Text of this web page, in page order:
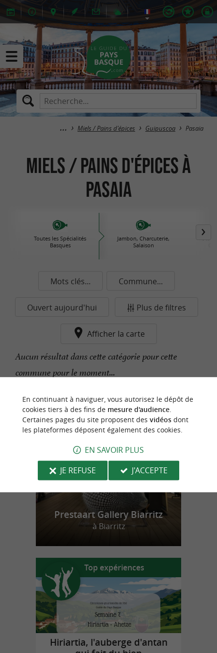
Miels / Pains d'épices Guipuscoa Pasaia
Miels / Pains d'épices à
Pasaia
Toutes les Spécialités
Basques
Jambon, Charcuterie,
Salaison
Plats
Mots clés... Commune...
Ouvert aujourd'hui Plus de filtres
Afficher la carte
Aucun résultat dans cette catégorie pour cette
commune pour le moment...
n
o
t
r
e
c
o
u
p
d
e
c
o
e
u
r
Prestaart Gallery Biarritz
à Biarritz
Top expériences
Hiriartia, l'auberge d'antan
En continuant à naviguer, vous autorisez le dépôt de
cookies tiers à des fins de mesure d'audience.
Certaines pages du site proposent des vidéosdont
les plateformes déposent également des cookies.
EN SAVOIR PLUS
JE REFUSE
J'ACCEPTE